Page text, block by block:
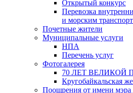
Открытый конкурс
Перевозка
и морским
Почетные жители
Муниципальные услуги
НПА
Перечень услуг
Фотогалерея
70 ЛЕТ ВЕЛИКОЙ
Кругобайкальская
Поощрения от имени мэра